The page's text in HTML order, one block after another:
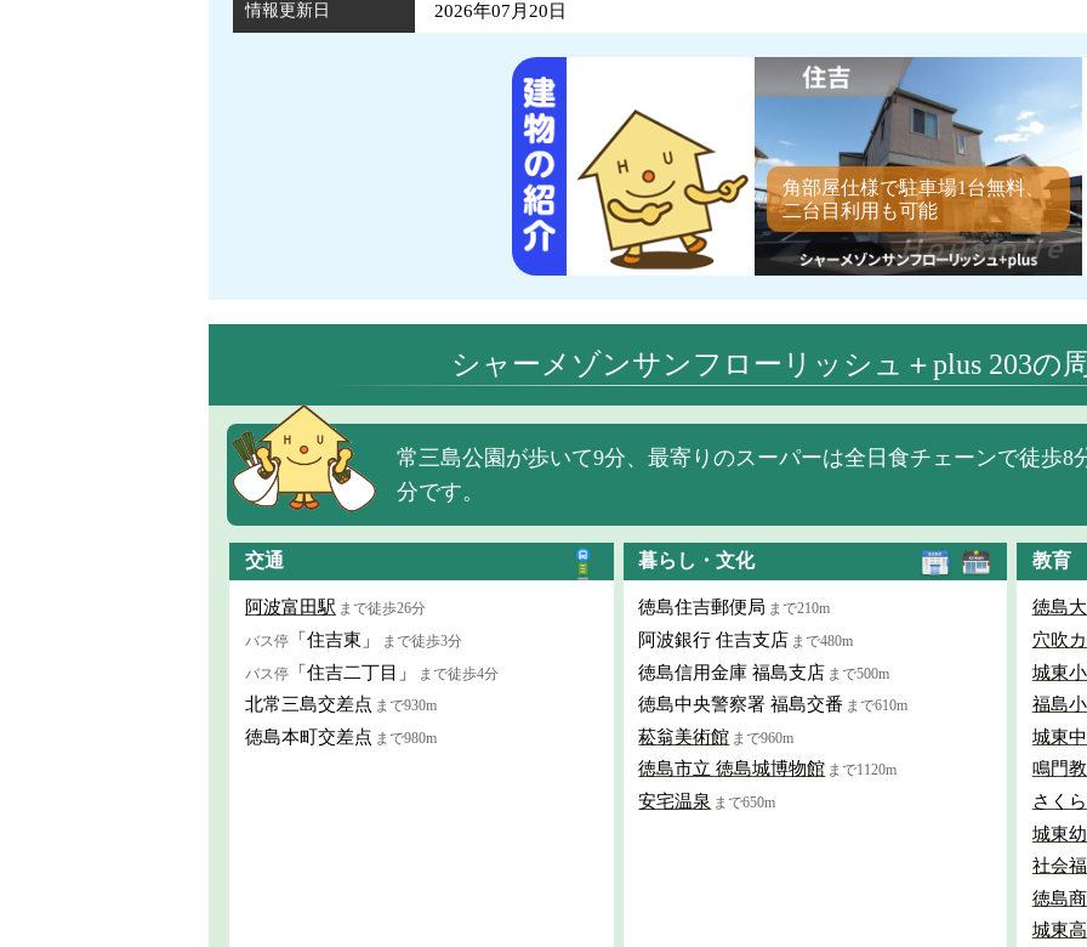
情報更新日 2026年07月20日
角部屋仕様で駐車場1台無料、
二台目利用も可能
シャーメゾンサンフローリッシュ＋plus 203の
常三島公園が歩いて9分、最寄りのスーパーは全日食チェーンで徒歩8
分です。
交通
阿波富田駅 まで徒歩26分
バス停 「住吉東」
まで徒歩3分
バス停 「住吉二丁目」 まで徒歩4分
北常三島交差点 まで930m
徳島本町交差点 まで980m
暮らし・文化
徳島住吉郵便局 まで210m
阿波銀行 住吉支店 まで480m
徳島信用金庫 福島支店 まで500m
徳島中央警察署 福島交番 まで610m
菘翁美術館 まで960m
徳島市立 徳島城博物館 まで1120m
安宅温泉 まで650m
教育
徳島
穴吹
城東
福島
城東
鳴門
さく
城東
社会
徳島
城東